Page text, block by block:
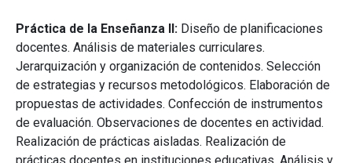
Práctica de la Enseñanza II: Diseño de planificaciones
docentes. Análisis de materiales curriculares.
Jerarquización y organización de contenidos. Selección
de estrategias y recursos metodológicos. Elaboración de
propuestas de actividades. Confección de instrumentos
de evaluación. Observaciones de docentes en actividad.
Realización de prácticas aisladas. Realización de